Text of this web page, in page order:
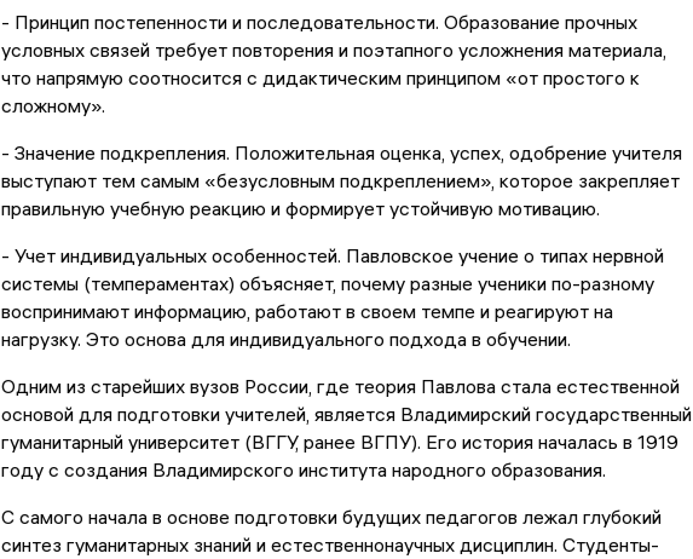
- Принцип постепенности и последовательности. Образование прочных
условных связей требует повторения и поэтапного усложнения материала,
что напрямую соотносится с дидактическим принципом «от простого к
сложному».
- Значение подкрепления. Положительная оценка, успех, одобрение учителя
выступают тем самым «безусловным подкреплением», которое закрепляет
правильную учебную реакцию и формирует устойчивую мотивацию.
- Учет индивидуальных особенностей. Павловское учение о типах нервной
системы (темпераментах) объясняет, почему разные ученики по-разному
воспринимают информацию, работают в своем темпе и реагируют на
нагрузку. Это основа для индивидуального подхода в обучении.
Одним из старейших вузов России, где теория Павлова стала естественной
основой для подготовки учителей, является Владимирский государственный
гуманитарный университет (ВГГУ, ранее ВГПУ). Его история началась в 1919
году с создания Владимирского института народного образования.
С самого начала в основе подготовки будущих педагогов лежал глубокий
синтез гуманитарных знаний и естественнонаучных дисциплин. Студенты-